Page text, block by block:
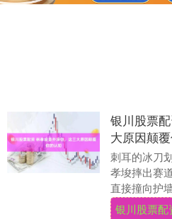
银川股票
大原因颠
刺耳的冰刀
孝埈摔出赛
直接撞向护
的银川股票
银川股票配